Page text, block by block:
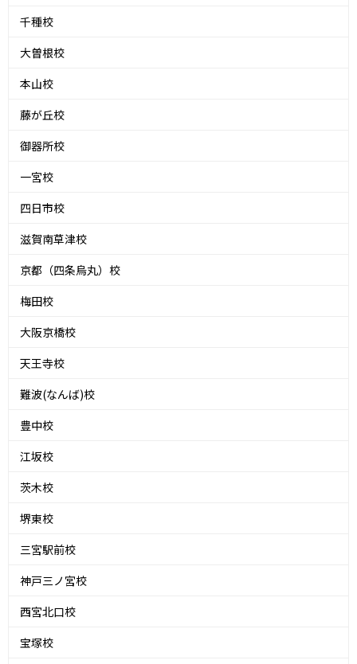
千種校
大曽根校
本山校
藤が丘校
御器所校
一宮校
四日市校
滋賀南草津校
京都（四条烏丸）校
梅田校
大阪京橋校
天王寺校
難波(なんば)校
豊中校
江坂校
茨木校
堺東校
三宮駅前校
神戸三ノ宮校
西宮北口校
宝塚校